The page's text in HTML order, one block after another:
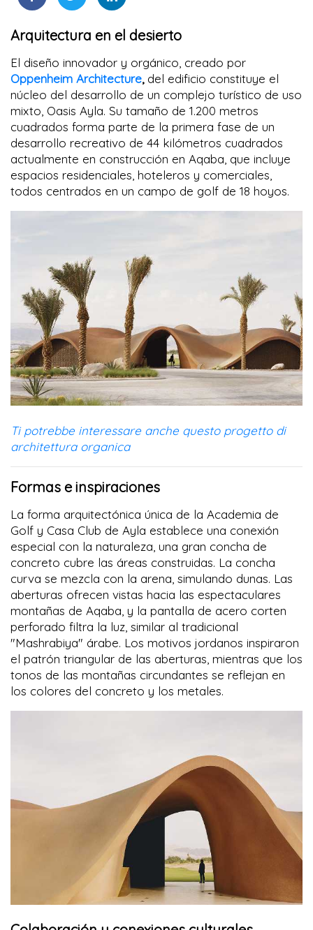
Arquitectura en el desierto
El diseño innovador y orgánico, creado por
Oppenheim Architecture, del edificio constituye el
núcleo del desarrollo de un complejo turístico de uso
mixto, Oasis Ayla. Su tamaño de 1.200 metros
cuadrados forma parte de la primera fase de un
desarrollo recreativo de 44 kilómetros cuadrados
actualmente en construcción en Aqaba, que incluye
espacios residenciales, hoteleros y comerciales,
todos centrados en un campo de golf de 18 hoyos.
Ti potrebbe interessare anche questo progetto di
architettura organica
Formas e inspiraciones
La forma arquitectónica única de la Academia de
Golf y Casa Club de Ayla establece una conexión
especial con la naturaleza, una gran concha de
concreto cubre las áreas construidas. La concha
curva se mezcla con la arena, simulando dunas. Las
aberturas ofrecen vistas hacia las espectaculares
montañas de Aqaba, y la pantalla de acero corten
perforado filtra la luz, similar al tradicional
"Mashrabiya" árabe. Los motivos jordanos inspiraron
el patrón triangular de las aberturas, mientras que los
tonos de las montañas circundantes se reflejan en
los colores del concreto y los metales.